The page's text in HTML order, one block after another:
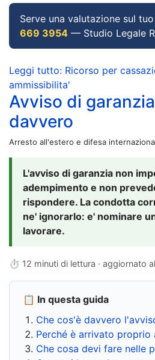
Serve una valutazione sul
669 3954 — Studio Legale
Leggi tutto: Ricorso per
ammissibilita'
Avviso di
davvero
Arresto all'estero e difesa
L'avviso di garanzia non
adempimento e non
rispondere. La condotta
ne' ignorarlo: e' nominare
lavorare.
⏱ 12 minuti di lettura · aggiornato al
📋 In questa guida
Che cos'è davvero
Perché è arrivato proprio
Che cosa devi fare nelle